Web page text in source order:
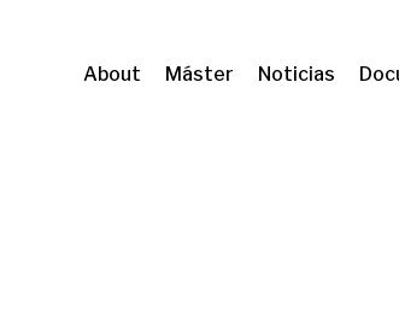
About Máster Noticias